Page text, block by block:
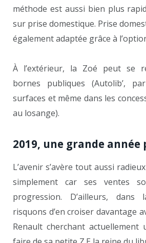
méthode est aussi bien plus
sur prise domestique. Prise
également adaptée grâce à
À l’extérieur, la Zoé peut se
bornes publiques (Autolib’,
surfaces et même dans les
au losange).
2019, une grande année
L’avenir s’avère tout aussi
simplement car ses ventes
progression. D’ailleurs, dans
risquons d’en croiser davantage
Renault cherchant